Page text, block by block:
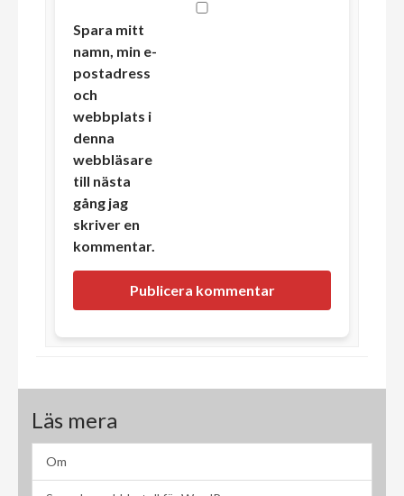
Spara mitt
namn, min e-
postadress
och
webbplats i
denna
webbläsare
till nästa
gång jag
skriver en
kommentar.
Läs mera
Om